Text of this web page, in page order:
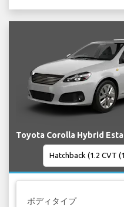
Toyota Corolla Hybrid
ボディタイプ